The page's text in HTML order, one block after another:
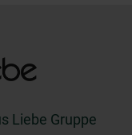
Liebe Gruppe